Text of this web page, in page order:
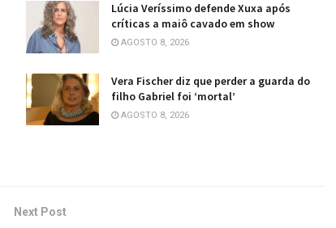
Lúcia Veríssimo defende Xuxa após
críticas a maiô cavado em show
AGOSTO 8, 2026
Vera Fischer diz que perder a guarda do
filho Gabriel foi ‘mortal’
AGOSTO 8, 2026
Next Post